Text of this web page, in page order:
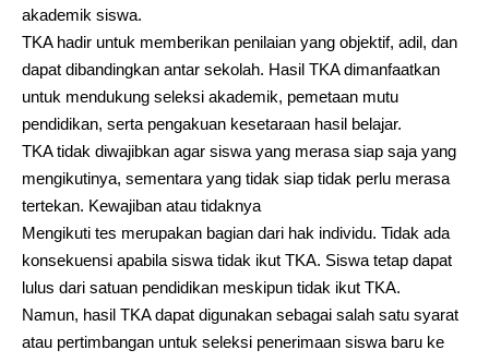
akademik siswa.
TKA hadir untuk memberikan penilaian yang objektif, adil, dan
dapat dibandingkan antar sekolah. Hasil TKA dimanfaatkan
untuk mendukung seleksi akademik, pemetaan mutu
pendidikan, serta pengakuan kesetaraan hasil belajar.
TKA tidak diwajibkan agar siswa yang merasa siap saja yang
mengikutinya, sementara yang tidak siap tidak perlu merasa
tertekan. Kewajiban atau tidaknya
Mengikuti tes merupakan bagian dari hak individu. Tidak ada
konsekuensi apabila siswa tidak ikut TKA. Siswa tetap dapat
lulus dari satuan pendidikan meskipun tidak ikut TKA.
Namun, hasil TKA dapat digunakan sebagai salah satu syarat
atau pertimbangan untuk seleksi penerimaan siswa baru ke